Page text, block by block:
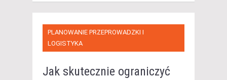
PLANOWANIE PRZEPROWADZKI I
LOGISTYKA
Jak skutecznie ograniczyć